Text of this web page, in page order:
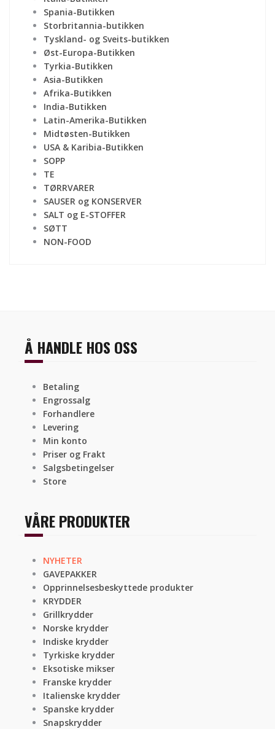
Spania-Butikken
Storbritannia-butikken
Tyskland- og Sveits-butikken
Øst-Europa-Butikken
Tyrkia-Butikken
Asia-Butikken
Afrika-Butikken
India-Butikken
Latin-Amerika-Butikken
Midtøsten-Butikken
USA & Karibia-Butikken
SOPP
TE
TØRRVARER
SAUSER og KONSERVER
SALT og E-STOFFER
SØTT
NON-FOOD
Å HANDLE HOS OSS
Betaling
Engrossalg
Forhandlere
Levering
Min konto
Priser og Frakt
Salgsbetingelser
Store
VÅRE PRODUKTER
NYHETER
GAVEPAKKER
Opprinnelsesbeskyttede produkter
KRYDDER
Grillkrydder
Norske krydder
Indiske krydder
Tyrkiske krydder
Eksotiske mikser
Franske krydder
Italienske krydder
Spanske krydder
Snapskrydder